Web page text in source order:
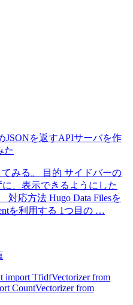
JSONを返すAPIサーバを作
た
てみる。 目的 サイドバーの
に、表示できるようにした
対応方法 Hugo Data Filesを
を利用する 1つ目の …
import TfidfVectorizer from
CountVectorizer from